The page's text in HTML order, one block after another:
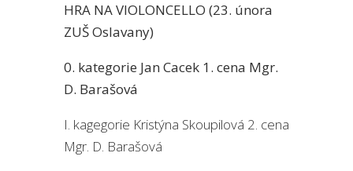
HRA NA VIOLONCELLO (23. února
ZUŠ Oslavany)
0. kategorie Jan Cacek 1. cena Mgr.
D. Barašová
I. kagegorie Kristýna Skoupilová 2. cena
Mgr. D. Barašová